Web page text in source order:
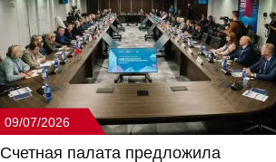
09/07/2026
Счетная палата предложила